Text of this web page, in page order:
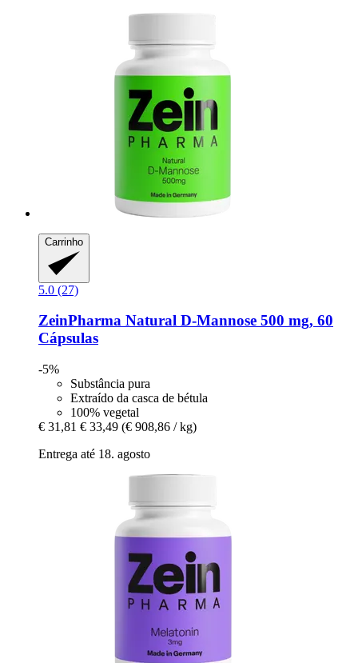
Carrinho
5.0 (27)
ZeinPharma Natural D-​Mannose 500 mg, 60
Cápsulas
-5%
Substância pura
Extraído da casca de bétula
100% vegetal
€ 31,81 € 33,49 (€ 908,86 / kg)
Entrega até 18. agosto